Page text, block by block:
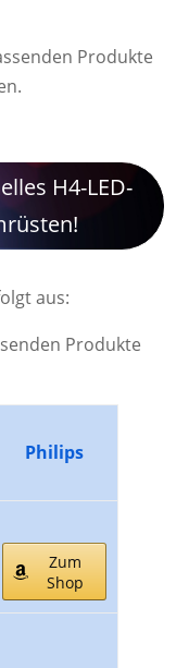
Produkte
H4-LED-
aus:
Produkte
Philips
Zum
Shop